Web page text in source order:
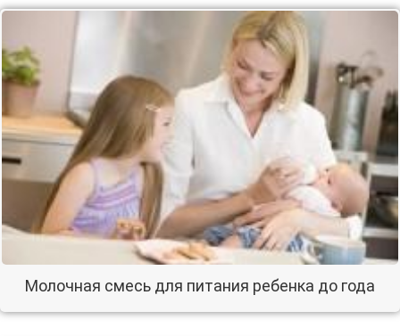
Молочная смесь для питания ребенка до года